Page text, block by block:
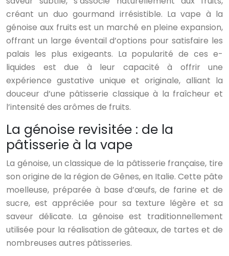
créant un duo gourmand irrésistible. La vape à la
génoise aux fruits est un marché en pleine expansion,
offrant un large éventail d’options pour satisfaire les
palais les plus exigeants. La popularité de ces e-
liquides est due à leur capacité à offrir une
expérience gustative unique et originale, alliant la
douceur d’une pâtisserie classique à la fraîcheur et
l’intensité des arômes de fruits.
La génoise revisitée : de la
pâtisserie à la vape
La génoise, un classique de la pâtisserie française, tire
son origine de la région de Gênes, en Italie. Cette pâte
moelleuse, préparée à base d’œufs, de farine et de
sucre, est appréciée pour sa texture légère et sa
saveur délicate. La génoise est traditionnellement
utilisée pour la réalisation de gâteaux, de tartes et de
nombreuses autres pâtisseries.